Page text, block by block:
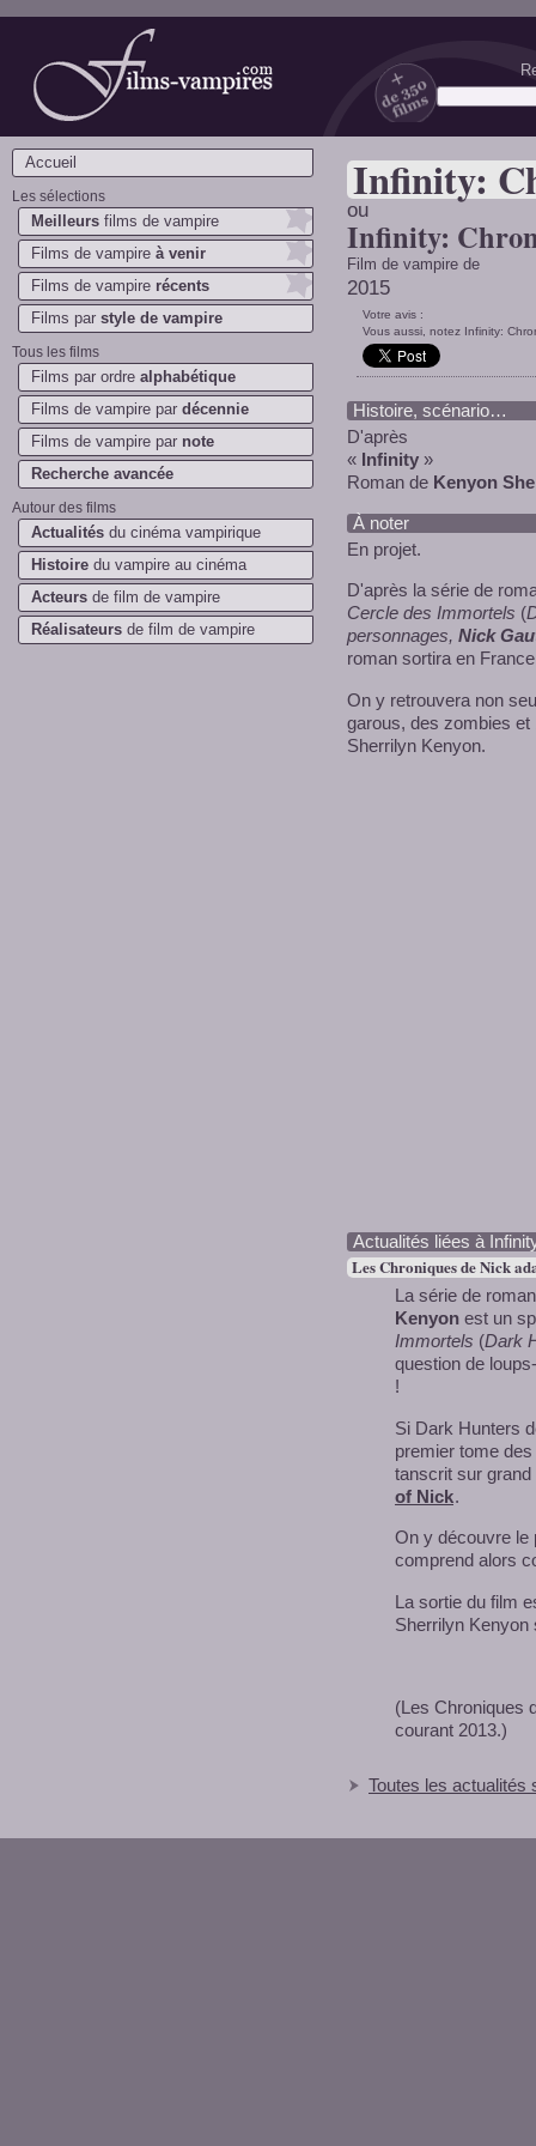
Films-vampires.com
Accueil
Les sélections
Meilleurs films de vampire
Films de vampire à venir
Films de vampire récents
Films par style de vampire
Tous les films
Films par ordre alphabétique
Films de vampire par décennie
Films de vampire par note
Recherche avancée
Autour des films
Actualités du cinéma vampirique
Histoire du vampire au cinéma
Acteurs de film de vampire
Réalisateurs de film de vampire
Infinity:
ou
Infinity:
Film de vampire de
2015
Votre avis :
Vous aussi, notez Infinity:
Histoire, scénario…
D'après
« Infinity »
Roman de Kenyon
À noter
En projet.
D'après la série de
Cercle des Immortels (
personnages, Nick
roman sortira en
On y retrouvera non
garous, des zombies
Sherrilyn Kenyon.
Actualités liées à
Les Chroniques de Nick
La série de
Kenyon est un
Immortels (Dark
question de
!
Si Dark Hunters
premier tome
tanscrit sur
of Nick.
On y découvre le
comprend alors
La sortie du film
Sherrilyn
(Les Chroniques
courant 2013.)
Toutes les actualités